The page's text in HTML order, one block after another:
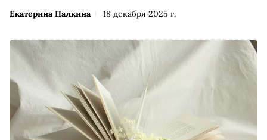
Екатерина Палкина 18 декабря 2025 г.